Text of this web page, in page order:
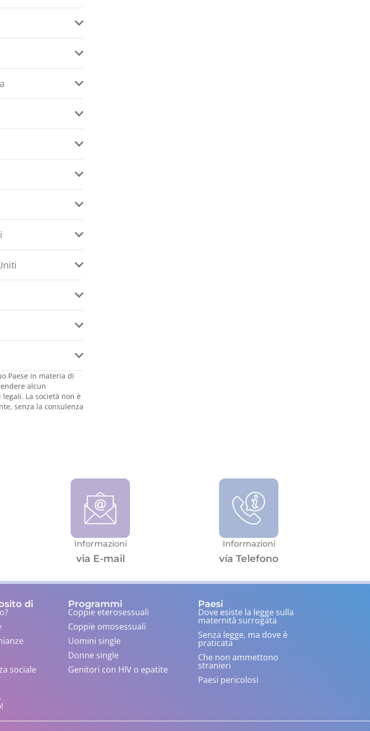
Paese in materia di
alcun
La società non è
senza la consulenza
Informazioni
via E-mail
Informazioni
vía Telefono
di
sociale
Programmi
Coppie eterosessuali
Coppie omosessuali
Uomini single
Donne single
Genitori con HIV o epatite
Paesi
Dove esiste la legge sulla
maternità surrogata
Senza legge, ma dove è
praticata
Che non ammettono
stranieri
Paesi pericolosi